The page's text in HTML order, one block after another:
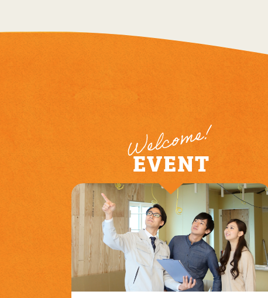
2023年01月 (1)
2022年12月 (4)
2022年11月 (8)
2022年10月 (8)